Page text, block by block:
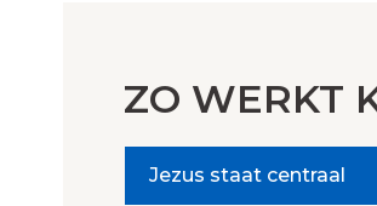
ZO WERKT
Jezus staat centraal